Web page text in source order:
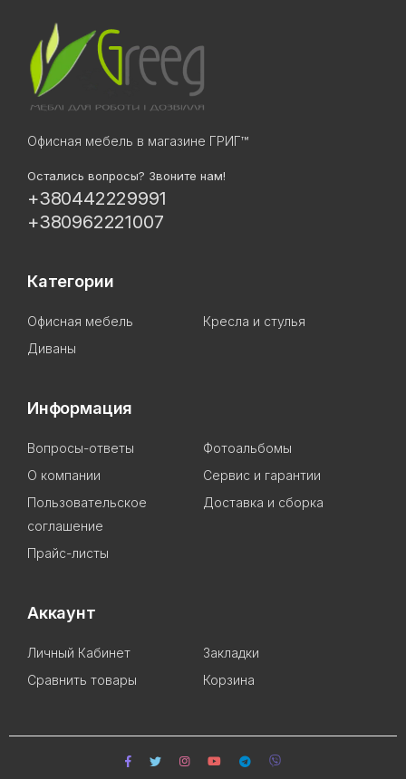
Офисная мебель в магазине ГРИГ™
Остались вопросы? Звоните нам!
+380442229991
+380962221007
Категории
Офисная мебель
Кресла и стулья
Диваны
Информация
Вопросы-ответы
Фотоальбомы
О компании
Сервис и гарантии
Пользовательское
соглашение
Доставка и сборка
Прайс-листы
Аккаунт
Личный Кабинет
Закладки
Сравнить товары
Корзина